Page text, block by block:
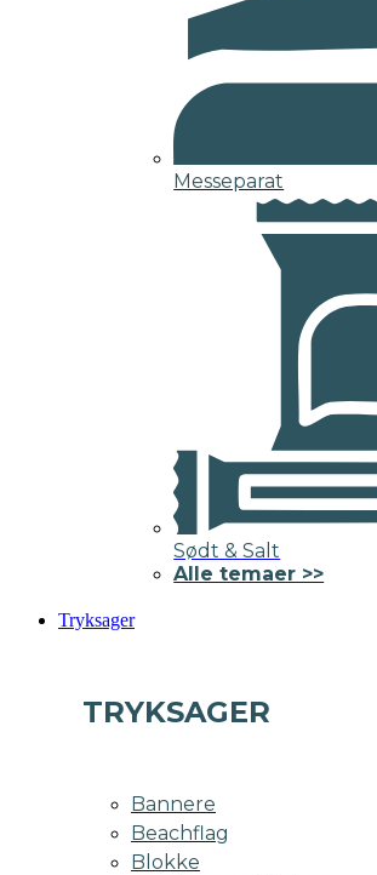
Messeparat
Sødt & Salt
Alle temaer >>
Tryksager
TRYKSAGER
Bannere
Beachflag
Blokke